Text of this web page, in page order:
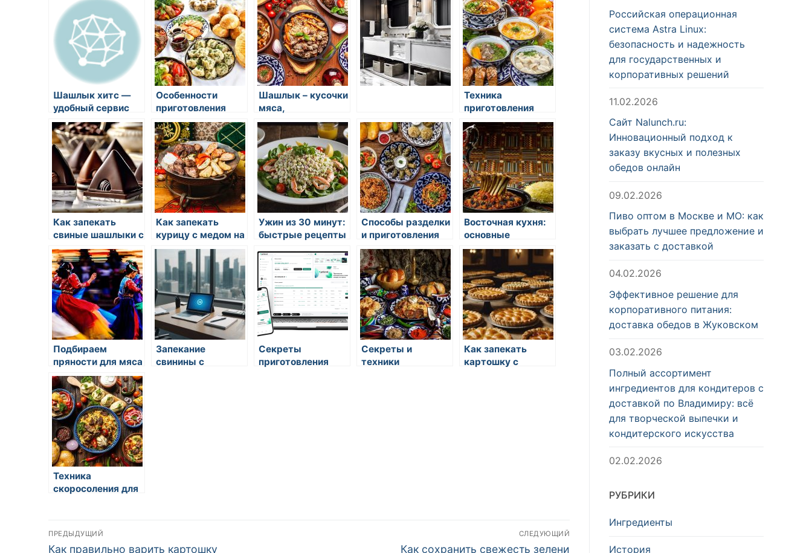
Шашлык хитс —
удобный сервис
для доставки
шашлыка в Санкт-
Петербурге
Особенности
приготовления
мясных блюд в
восточных
странах
Шашлык – кусочки
мяса,
замаринованные и
обжаренные на
шампурах
Техника
приготовления
жареного риса с
овощами: секреты
восточной кухни
Как запекать
свиные шашлыки с
пряностями
Как запекать
курицу с медом на
зиму
Ужин из 30 минут:
быстрые рецепты
Способы разделки
и приготовления
курящегося мяса
в восточной кухне
Восточная кухня:
основные
принципы
приготовления
восточных блюд
Подбираем
пряности для мяса
Запекание
свинины с
Секреты
приготовления
Секреты и
техники
Как запекать
картошку с
Техника
скоросоления для
Навигация
ПРЕДЫДУЩИЙ
Предыдущая
Как правильно варить картошку
СЛЕДУЮЩИЙ
Следующая
Как сохранить свежесть зелени
Российская операционная
система Astra Linux:
безопасность и надежность
для государственных и
корпоративных решений
11.02.2026
Сайт Nalunch.ru:
Инновационный подход к
заказу вкусных и полезных
обедов онлайн
09.02.2026
Пиво оптом в Москве и МО: как
выбрать лучшее предложение и
заказать с доставкой
04.02.2026
Эффективное решение для
корпоративного питания:
доставка обедов в Жуковском
03.02.2026
Полный ассортимент
ингредиентов для кондитеров с
доставкой по Владимиру: всё
для творческой выпечки и
кондитерского искусства
02.02.2026
РУБРИКИ
Ингредиенты
История